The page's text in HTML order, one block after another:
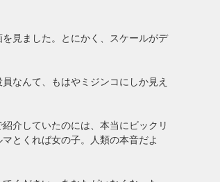
見ました。とにかく、スケールがデ
なんて、もはやミジンコにしか見え
介していたのには、本当にビックリ
とくれば女の子。人類の本音だよ